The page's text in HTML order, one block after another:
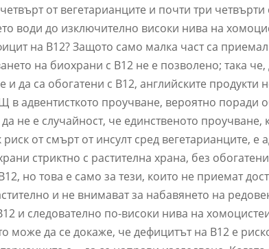
от вегетарианците и почти три
води до изключително високи нива на
на B12? Защото само малка част са
на биохрани с B12 не е позволено; така
и да са обогатени с B12, английските
адвентисткото проучване, вероятно поради
не е случайност, че единственото проучване,
от смърт от инсулт сред вегетарианците, е
стриктно с растителна храна, без
но това е само за тези, които не приемат
и не внимават за набавянето на
и следователно по-високи нива на
може да се докаже, че дефицитът на B12 е